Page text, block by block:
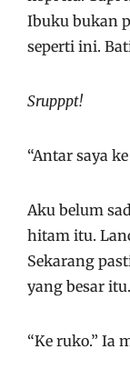
Ibuku bukan
seperti ini.
Srupppt!
“Antar saya
Aku belum
hitam itu.
Sekarang
yang besar
“Ke ruko.” Ia